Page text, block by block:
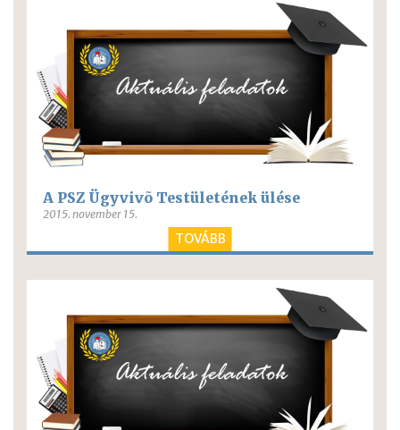
A PSZ Ügyvivõ Testületének ülése
2015. november 15.
TOVÁBB